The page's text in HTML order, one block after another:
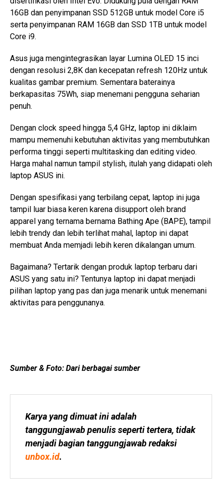
16GB dan penyimpanan SSD 512GB untuk model Core i5
serta penyimpanan RAM 16GB dan SSD 1TB untuk model
Core i9.
Asus juga mengintegrasikan layar Lumina OLED 15 inci
dengan resolusi 2,8K dan kecepatan refresh 120Hz untuk
kualitas gambar premium. Sementara baterainya
berkapasitas 75Wh, siap menemani pengguna seharian
penuh.
Dengan clock speed hingga 5,4 GHz, laptop ini diklaim
mampu memenuhi kebutuhan aktivitas yang membutuhkan
performa tinggi seperti multitasking dan editing video.
Harga mahal namun tampil stylish, itulah yang didapati oleh
laptop ASUS ini.
Dengan spesifikasi yang terbilang cepat, laptop ini juga
tampil luar biasa keren karena disupport oleh brand
apparel yang ternama bernama Bathing Ape (BAPE), tampil
lebih trendy dan lebih terlihat mahal, laptop ini dapat
membuat Anda memjadi lebih keren dikalangan umum.
Bagaimana? Tertarik dengan produk laptop terbaru dari
ASUS yang satu ini? Tentunya laptop ini dapat menjadi
pilihan laptop yang pas dan juga menarik untuk menemani
aktivitas para penggunanya.
Sumber & Foto: Dari berbagai sumber
Karya yang dimuat ini adalah
tanggungjawab penulis seperti tertera, tidak
unbox.id.